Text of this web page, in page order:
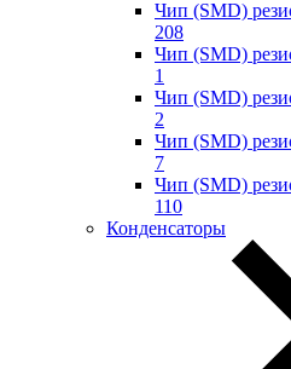
Чип (SMD)
208
Чип (SMD)
1
Чип (SMD)
2
Чип (SMD)
7
Чип (SMD)
110
Конденсаторы